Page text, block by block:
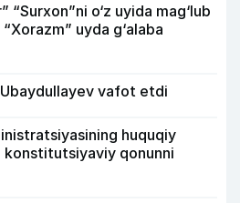
“Surxon”ni o‘z uyida mag‘lub
uyda g‘alaba
vafot etdi
huquqiy
qonunni